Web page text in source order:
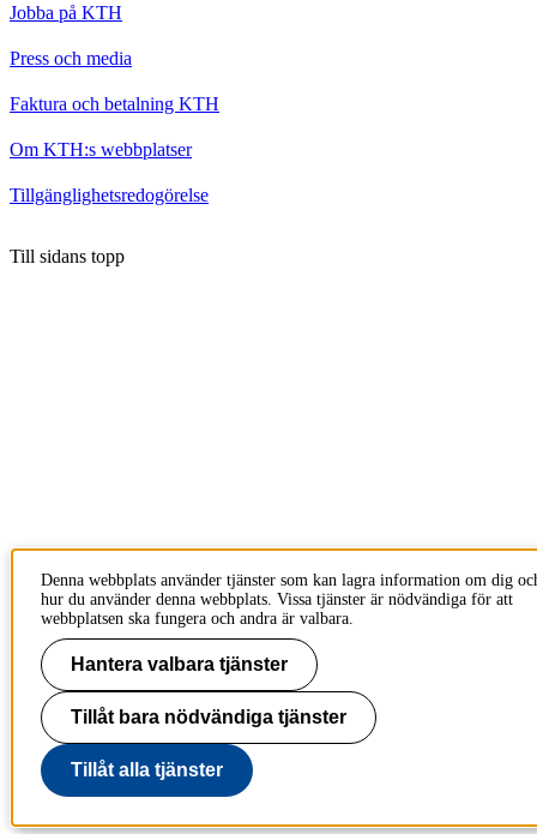
Jobba på KTH
Press och media
Faktura och betalning KTH
Om KTH:s webbplatser
Tillgänglighetsredogörelse
Till sidans topp
Denna webbplats använder tjänster som kan lagra information om dig
hur du använder denna webbplats. Vissa tjänster är nödvändiga för att
webbplatsen ska fungera och andra är valbara.
Hantera valbara tjänster
Tillåt bara nödvändiga tjänster
Tillåt alla tjänster